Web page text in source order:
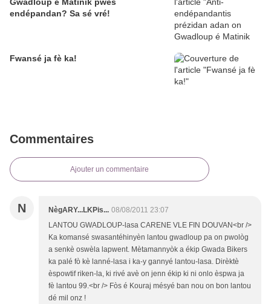
endépandan? Sa sé vré!
Fwansé ja fè ka!
Commentaires
Ajouter un commentaire
N NègARY...LKPis... 08/08/2011 23:07
LANTOU GWADLOUP-lasa CARENE VLE FIN DOUVAN<br />
Ka komansé swasantéhinyèn lantou gwadloup pa on pwològ
a senkè oswèla lapwent. Mètamannyòk a ékip Gwada Bikers
ka palé fò kè lanné-lasa i ka-y gannyé lantou-lasa. Dirèktè
èspowtif riken-la, ki rivé avè on jenn ékip ki ni onlo èspwa ja
fè lantou 99.<br /> Fòs é Kouraj mésyé ban nou on bon lantou
dé mil onz !